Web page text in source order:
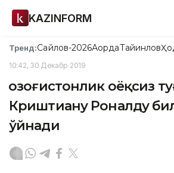
KAZINFORM
Тренд:Сайлов-2026АқордаТайинлов
10:42, 30 Декабр 2019
Қозоғистонлик оёқсиз
Криштиану Роналду
ўйнади